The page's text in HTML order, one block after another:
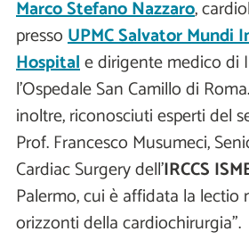
Marco Stefano Nazzaro,
pressoUPMC Salvator Mundi
Hospitale dirigente medico di
l’Ospedale San Camillo di
inoltre, riconosciuti esperti del
Prof. Francesco Musumeci,
Cardiac Surgery dell’IRCCS
Palermo, cui è affidata la lectio
orizzonti della cardiochirurgia”.